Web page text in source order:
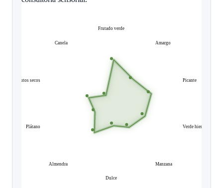
Frutado verde
Amargo
Picante
Verde hierba
Manzana
Dulce
Almendra
Plátano
Frutos secos
Canela